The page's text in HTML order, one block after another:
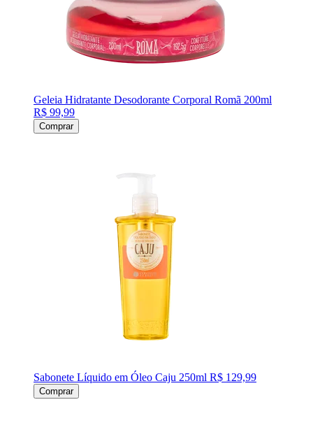
Geleia Hidratante Desodorante Corporal Romã 200ml
R$ 99,99
Comprar
Sabonete Líquido em Óleo Caju 250ml R$ 129,99
Comprar